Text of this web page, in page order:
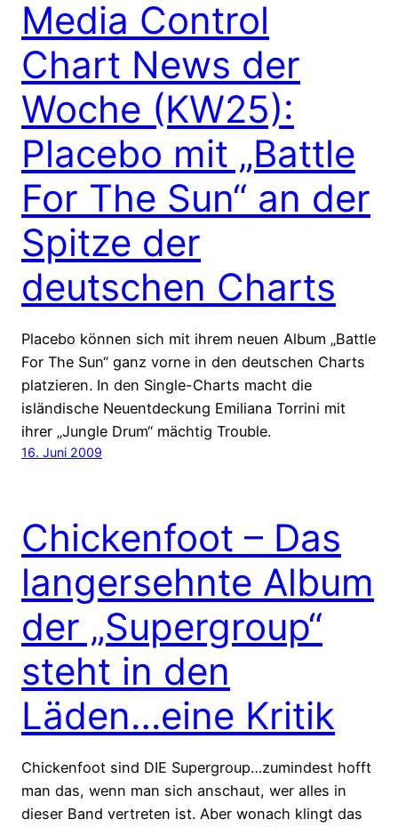
Media Control
Chart News der
Woche (KW25):
Placebo mit „Battle
For The Sun“ an der
Spitze der
deutschen Charts
Placebo können sich mit ihrem neuen Album „Battle
For The Sun“ ganz vorne in den deutschen Charts
platzieren. In den Single-Charts macht die
isländische Neuentdeckung Emiliana Torrini mit
ihrer „Jungle Drum“ mächtig Trouble.
16. Juni 2009
Chickenfoot – Das
langersehnte Album
der „Supergroup“
steht in den
Läden…eine Kritik
Chickenfoot sind DIE Supergroup…zumindest hofft
man das, wenn man sich anschaut, wer alles in
dieser Band vertreten ist. Aber wonach klingt das